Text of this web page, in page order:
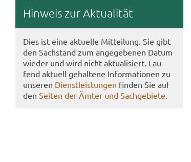
Hin­weis zur Ak­tua­li­tät
Dies ist eine ak­tu­el­le Mit­tei­lung. Sie gibt
den Sach­stand zum an­ge­ge­be­nen Datum
wie­der und wird nicht ak­tua­li­siert. Lau­
fend ak­tu­ell ge­hal­te­ne In­for­ma­tio­nen zu
un­se­ren Dienst­leis­tun­gen fin­den Sie auf
den Sei­ten der Ämter und Sach­ge­bie­te.